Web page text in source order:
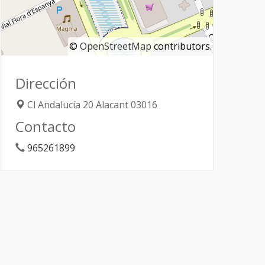
© OpenStreetMap contributors.
Dirección
Cl Andalucía 20 Alacant03016
Contacto
965261899